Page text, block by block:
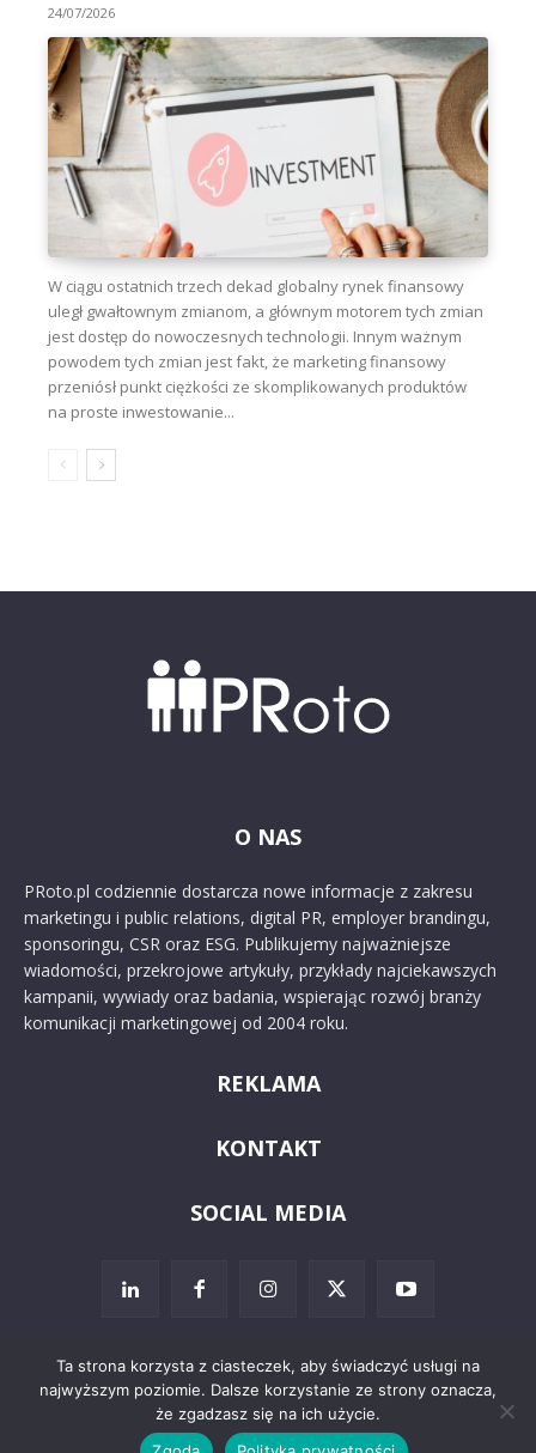
24/07/2026
W ciągu ostatnich trzech dekad globalny rynek finansowy
uległ gwałtownym zmianom, a głównym motorem tych zmian
jest dostęp do nowoczesnych technologii. Innym ważnym
powodem tych zmian jest fakt, że marketing finansowy
przeniósł punkt ciężkości ze skomplikowanych produktów
na proste inwestowanie...
O NAS
PRoto.pl codziennie dostarcza nowe informacje z zakresu
marketingu i public relations, digital PR, employer brandingu,
sponsoringu, CSR oraz ESG. Publikujemy najważniejsze
wiadomości, przekrojowe artykuły, przykłady najciekawszych
kampanii, wywiady oraz badania, wspierając rozwój branży
komunikacji marketingowej od 2004 roku.
REKLAMA
KONTAKT
SOCIAL MEDIA
Ta strona korzysta z ciasteczek, aby świadczyć usługi na
najwyższym poziomie. Dalsze korzystanie ze strony oznacza,
że zgadzasz się na ich użycie.